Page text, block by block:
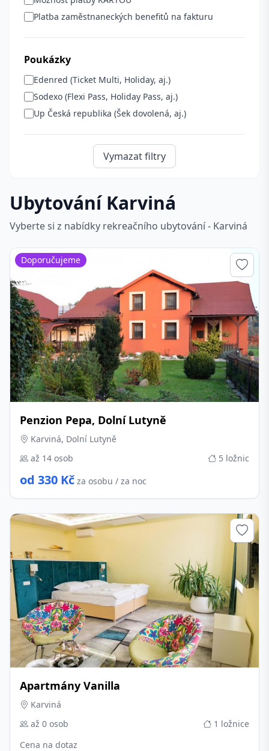
Platba zaměstnaneckých benefitů na fakturu
Poukázky
Edenred (Ticket Multi, Holiday, aj.)
Sodexo (Flexi Pass, Holiday Pass, aj.)
Up Česká republika (Šek dovolená, aj.)
Vymazat filtry
Ubytování Karviná
Vyberte si z nabídky rekreačního ubytování - Karviná
Penzion Pepa, Dolní Lutyně
Karviná, Dolní Lutyně
až 14 osob
5 ložnic
od 330 Kč za osobu / za noc
Doporučujeme
Apartmány Vanilla
Karviná
až 0 osob
1 ložnice
Cena na dotaz